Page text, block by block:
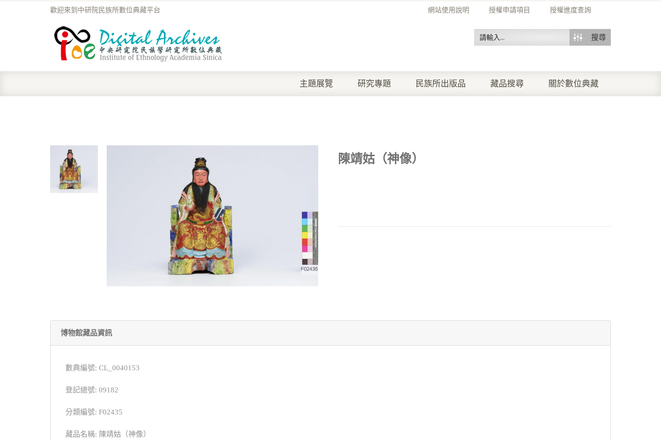
網站使用說明 授權申請項目 授權進度查詢
歡迎來到中研院民族所數位典藏平台
搜尋
主題展覽 研究專題 民族所出版品 藏品搜尋 關於數位典藏
陳靖姑（神像）
博物館藏品資訊
數典編號: CL_0040153
登記總號: 09182
分類編號: F02435
藏品名稱: 陳靖姑（神像）